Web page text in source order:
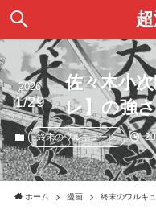
佐々木小
レ】の強
2026
1/29
終末のワルキューレ
ホーム 漫画 終末のワルキ